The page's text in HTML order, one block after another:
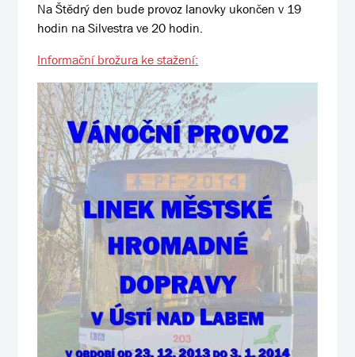
Na Štědrý den bude provoz lanovky ukončen v 19
hodin na Silvestra ve 20 hodin.
Informační brožura ke stažení: